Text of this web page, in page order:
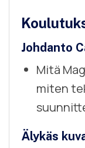
Johdanto
Mitä
miten
Älykäs